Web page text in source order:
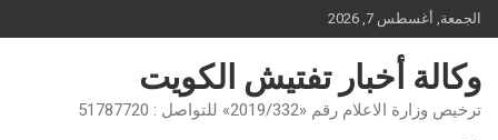
Skip
to
content
الجمعة, أغسطس 7, 2026
وكالة أخبار تفتيش الكويت
ترخيص وزارة الاعلام رقم «2019/332» للتواصل : 51787720